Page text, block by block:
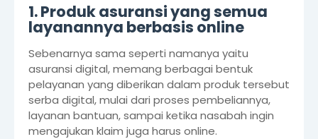
1. Produk asuransi yang semua
layanannya berbasis online
Sebenarnya sama seperti namanya yaitu
asuransi digital, memang berbagai bentuk
pelayanan yang diberikan dalam produk tersebut
serba digital, mulai dari proses pembeliannya,
layanan bantuan, sampai ketika nasabah ingin
mengajukan klaim juga harus online.